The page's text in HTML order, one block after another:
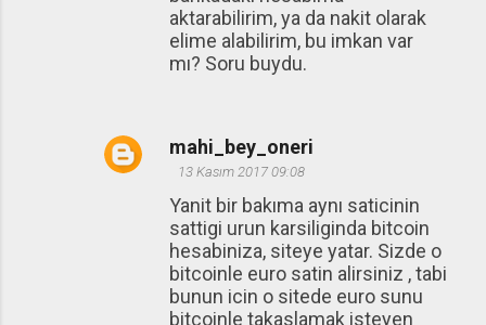
aktarabilirim, ya da nakit olarak
elime alabilirim, bu imkan var
mı? Soru buydu.
mahi_bey_oneri
13 Kasım 2017 09:08
Yanit bir bakıma aynı saticinin
sattigi urun karsiliginda bitcoin
hesabiniza, siteye yatar. Sizde o
bitcoinle euro satin alirsiniz , tabi
bunun icin o sitede euro sunu
bitcoinle takaslamak isteyen